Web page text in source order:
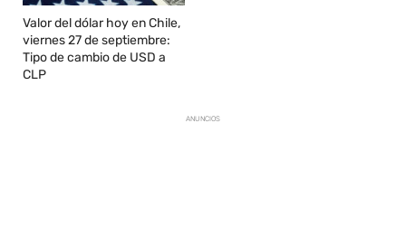
Valor del dólar hoy en Chile,
viernes 27 de septiembre:
Tipo de cambio de USD a
CLP
ANUNCIOS